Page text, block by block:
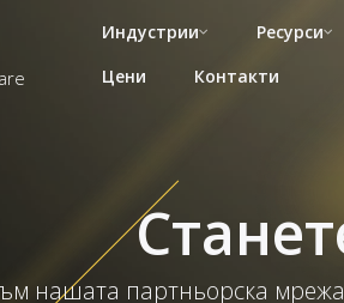
Индустрии
Ресурси
Цени
Контакти
нашата партньорска